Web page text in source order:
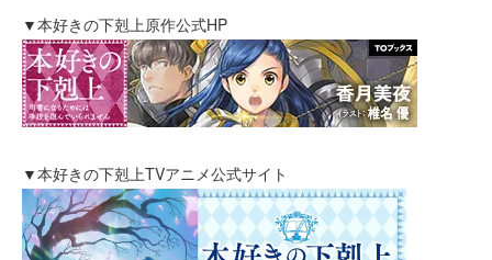
▼本好きの下剋上原作公式HP
▼本好きの下剋上TVアニメ公式サイト